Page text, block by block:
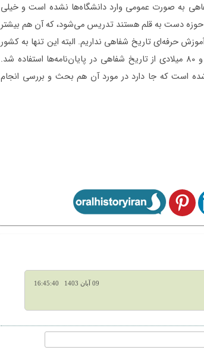
شفاهی به صورت عمومی وارد دانشگاه‌ها نشده است و خیلی
حوزه دست به قلم هستند تدریس می‌شود، که آن هم بیشتر
حرفه‌ای تاریخ شفاهی نداریم. البته این تنها به کشور
ما محدود نمی‌شود. در کشور آمریکا در دهه 70 و 80 میلادی از تاریخ شفاهی در پایان‌نامه‌ها استفاده شد.
شده است که جا دارد در مورد آن هم بحث و بررسی انجام
09 آبان 1403 16:45:40